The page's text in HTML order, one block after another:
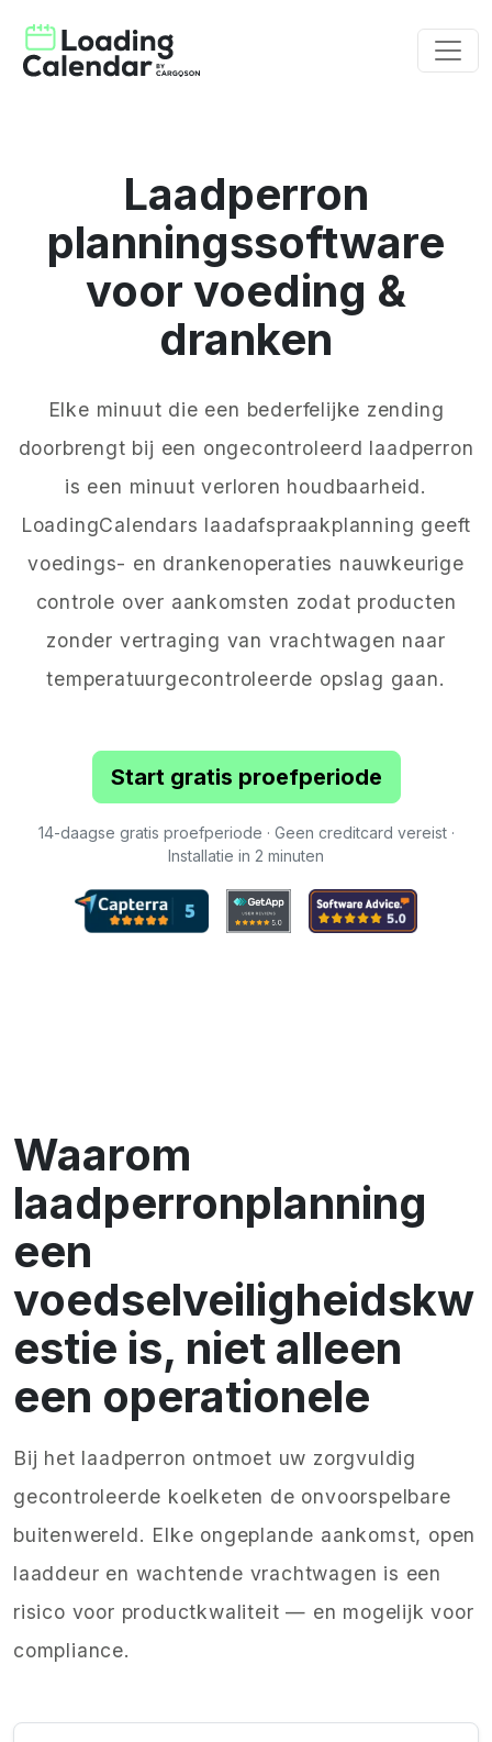
Laadperron
planningssoftware
voor voeding &
dranken
Elke minuut die een bederfelijke zending
doorbrengt bij een ongecontroleerd laadperron
is een minuut verloren houdbaarheid.
LoadingCalendars laadafspraakplanning geeft
voedings- en drankenoperaties nauwkeurige
controle over aankomsten zodat producten
zonder vertraging van vrachtwagen naar
temperatuurgecontroleerde opslag gaan.
Start gratis proefperiode
14-daagse gratis proefperiode · Geen creditcard vereist ·
Installatie in 2 minuten
Waarom
laadperronplanning
een
voedselveiligheidskw
estie is, niet alleen
een operationele
Bij het laadperron ontmoet uw zorgvuldig
gecontroleerde koelketen de onvoorspelbare
buitenwereld. Elke ongeplande aankomst, open
laaddeur en wachtende vrachtwagen is een
risico voor productkwaliteit — en mogelijk voor
compliance.